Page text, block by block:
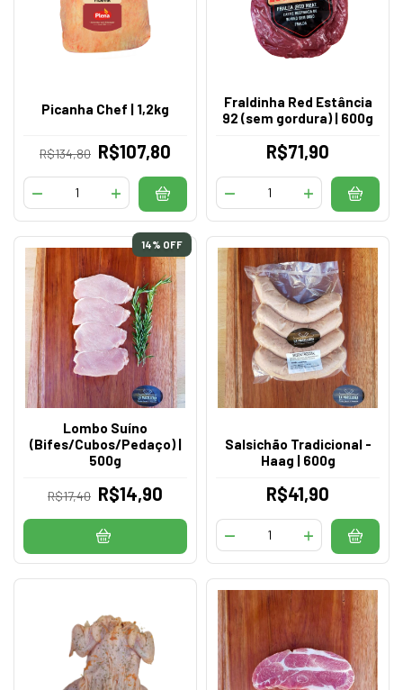
Picanha Chef | 1,2kg
R$134,80 R$107,80
Fraldinha Red Estância
92 (sem gordura) | 600g
R$71,90
14% OFF
Lombo Suíno
(Bifes/Cubos/Pedaço) |
500g
R$17,40 R$14,90
Salsichão Tradicional -
Haag | 600g
R$41,90